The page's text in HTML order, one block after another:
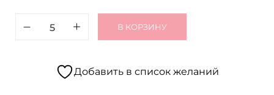
В КОРЗИНУ
Добавить в список желаний